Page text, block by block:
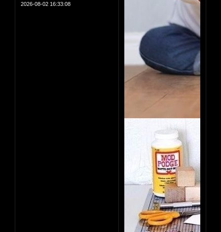
2026-08-02 16:33:08